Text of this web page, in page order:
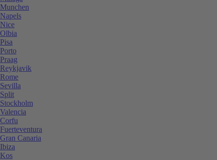
Munchen
Napels
Nice
Olbia
Pisa
Porto
Praag
Reykjavik
Rome
Sevilla
Split
Stockholm
Valencia
Corfu
Fuerteventura
Gran Canaria
Ibiza
Kos